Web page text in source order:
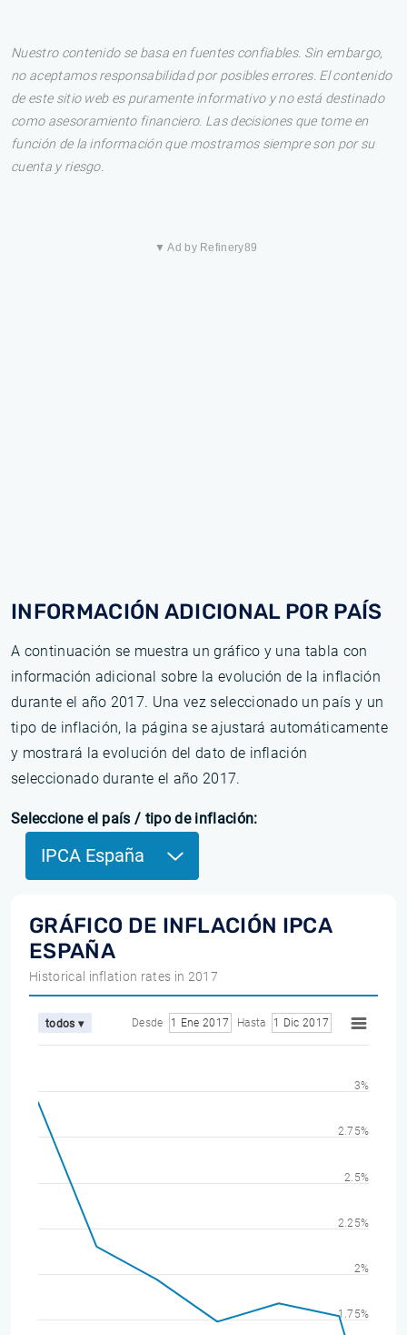
Nuestro contenido se basa en fuentes confiables. Sin embargo,
no aceptamos responsabilidad por posibles errores. El contenido
de este sitio web es puramente informativo y no está destinado
como asesoramiento financiero. Las decisiones que tome en
función de la información que mostramos siempre son por su
cuenta y riesgo.
▼ Ad by Refinery89
INFORMACIÓN ADICIONAL POR PAÍS
A continuación se muestra un gráfico y una tabla con
información adicional sobre la evolución de la inflación
durante el año 2017. Una vez seleccionado un país y un
tipo de inflación, la página se ajustará automáticamente
y mostrará la evolución del dato de inflación
seleccionado durante el año 2017.
Seleccione el país / tipo de inflación:
IPCA España
GRÁFICO DE INFLACIÓN IPCA
ESPAÑA
Historical inflation rates in 2017
todos ▾ Desde 1 Ene 2017 Hasta 1 Dic 2017
1.75%
2%
2.25%
2.5%
2.75%
3%